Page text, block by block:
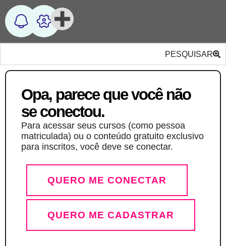
PESQUISAR
Opa, parece que você não
se conectou.
Para acessar seus cursos (como pessoa
matriculada) ou o conteúdo gratuito exclusivo
para inscritos, você deve se conectar.
QUERO ME CONECTAR
QUERO ME CADASTRAR